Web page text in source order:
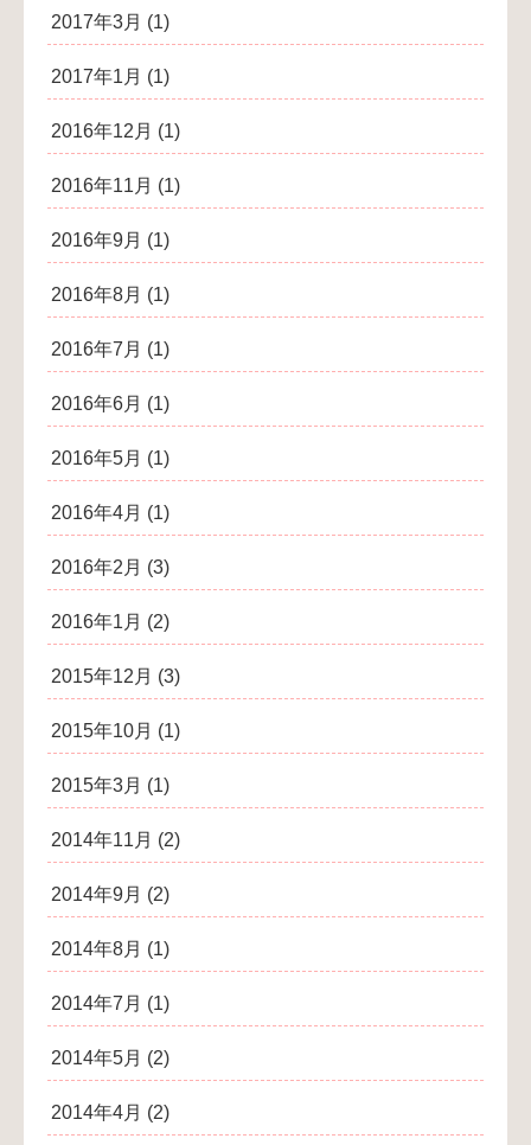
2017年3月 (1)
2017年1月 (1)
2016年12月 (1)
2016年11月 (1)
2016年9月 (1)
2016年8月 (1)
2016年7月 (1)
2016年6月 (1)
2016年5月 (1)
2016年4月 (1)
2016年2月 (3)
2016年1月 (2)
2015年12月 (3)
2015年10月 (1)
2015年3月 (1)
2014年11月 (2)
2014年9月 (2)
2014年8月 (1)
2014年7月 (1)
2014年5月 (2)
2014年4月 (2)